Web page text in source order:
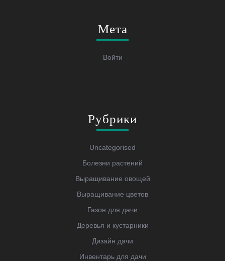
Мета
Войти
Рубрики
Uncategorised
Болезни растений
Выращивание овощей
Выращивание цветов
Газон для дачи
Деревья и кустарники
Дизайн дачи
Инвентарь для дачи